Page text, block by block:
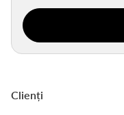
Clienți